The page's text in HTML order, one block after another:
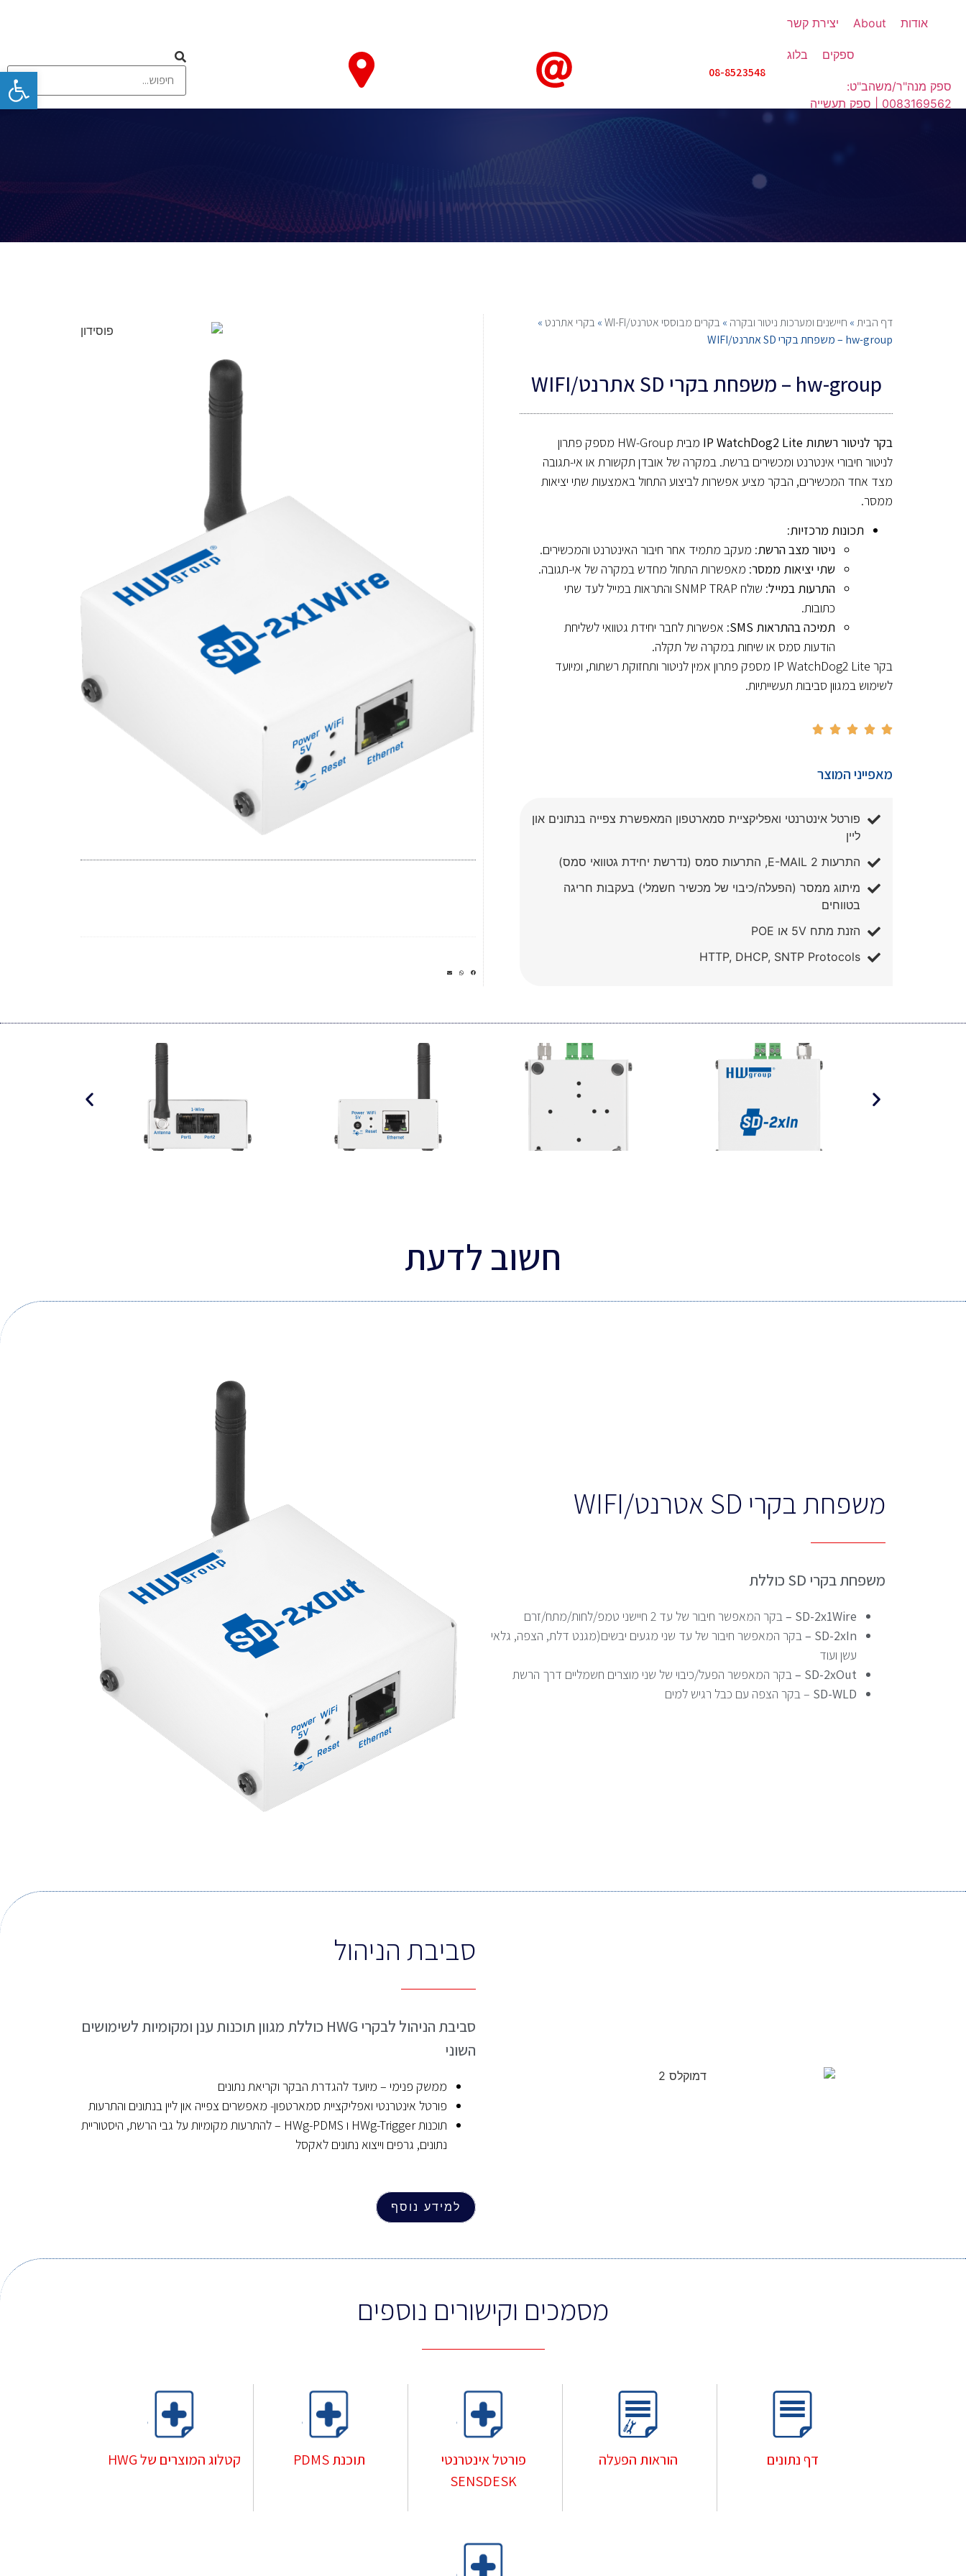
אודות About יצירת קשר
ספקים בלוג
ספק מנה"ר/משהב"ט:
0083169562 | ספק תעשייה
08-8523548
חיישנים ומערכות ניטור ובקרה תקשורת אלחוטית וסלולרית
דף הבית» חיישנים ומערכות ניטור ובקרה » בקרים מבוססי אטרנט/WI-FI » בקרי אתרנט »
hw-group – משפחת בקרי SD אתרנט/WIFI
hw-group – משפחת בקרי SD אתרנט/WIFI
בקר לניטור רשתות IP WatchDog2 Lite
מבית HW-Group מספק פתרון
לניטור חיבורי אינטרנט ומכשירים ברשת. במקרה של אובדן תקשורת או אי-תגובה
מצד אחד המכשירים, הבקר מציע אפשרות לביצוע התחול באמצעות שתי יציאות
ממסר.
תכונות מרכזיות:
ניטור מצב הרשת: מעקב מתמיד אחר חיבור האינטרנט והמכשירים.
שתי יציאות ממסר: מאפשרות התחול מחדש במקרה של אי-תגובה.
התרעות במייל
: שולח SNMP TRAP והתראות במייל לעד שתי
כתובות.
תמיכה בהתראות SMS
: אפשרות לחבר יחידת גטוואי לשליחת
הודעות סמס או שיחות במקרה של תקלה.
בקר IP WatchDog2 Lite מספק פתרון אמין לניטור ותחזוקת רשתות, ומיועד
לשימוש במגוון סביבות תעשייתיות.





מאפייני המוצר
פורטל אינטרנטי ואפליקציית סמארטפון המאפשרת צפייה בנתונים און
ליין
התרעות 2 E-MAIL, התרעות סמס (נדרשת יחידת גטוואי סמס)
מיתוג ממסר (הפעלה/כיבוי של מכשיר חשמלי) בעקבות חריגה
בטווחים
הזנת מתח 5V או POE
HTTP, DHCP, SNTP Protocols
חשוב לדעת
משפחת בקרי SD אטרנט/WIFI
משפחת בקרי SD כוללת
SD-2x1Wire –
בקר המאפשר חיבור של עד 2 חיישני טמפ/לחות/מתח/זרם
SD-2xIn –
בקר המאפשר חיבור של עד שני מגעים יבשים(מגנט דלת, הצפה, גלאי
עשן ועוד
SD-2xOut –
בקר המאפשר הפעל/כיבוי של שני מוצרים חשמליים דרך הרשת
SD-WLD – בקר הצפה עם כבל רגיש למים
סביבת הניהול
סביבת הניהול לבקרי HWG כוללת מגוון תוכנות ענן ומקומיות לשימושים
השוני
ממשק פנימי – מיועד להגדרת הבקר וקריאת נתונים
פורטל אינטרנטי ואפליקציית סמארטפון- מאפשרים צפייה און ליין בנתונים והתרעות
תוכנות HWg-Trigger ו HWg-PDMS – להתרעות מקומיות על גבי הרשת, היסטוריית
נתונים, גרפים וייצוא נתונים לאקסל
למידע נוסף
מסמכים וקישורים נוספים
דף נתונים הוראות הפעלה
פורטל אינטרנטי
SENSDESK
תוכנת PDMS קטלוג המוצרים של HWG